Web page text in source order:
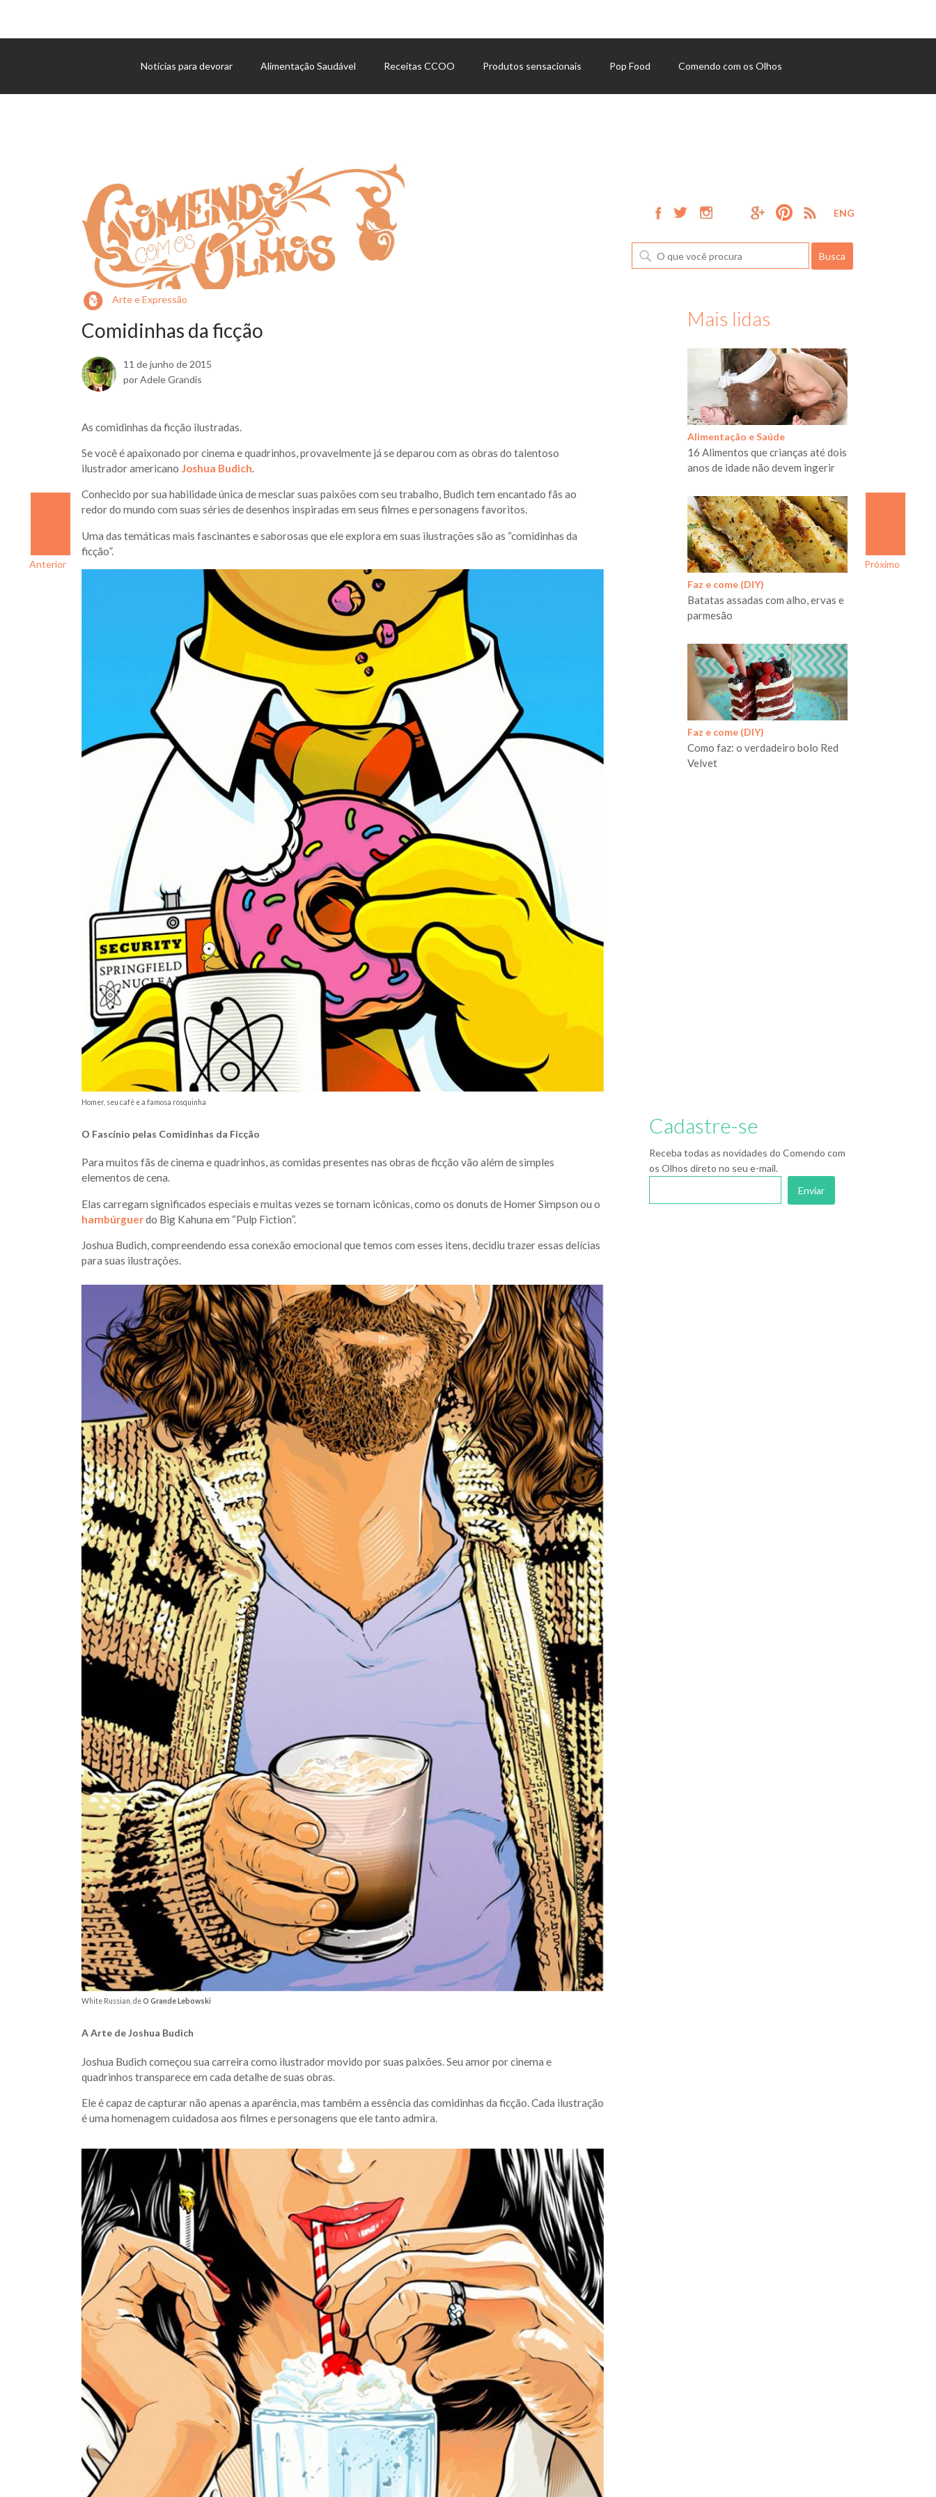
Notícias para devorar Alimentação Saudável Receitas CCOO Produtos sensacionais Pop Food Comendo com os Olhos
ENG
Anterior Próximo
Arte e Expressão
Comidinhas da ficção
11 de junho de 2015
por Adele Grandis
As comidinhas da ficção ilustradas.
Se você é apaixonado por cinema e quadrinhos, provavelmente já se deparou com as obras do talentoso
ilustrador americano Joshua Budich.
Conhecido por sua habilidade única de mesclar suas paixões com seu trabalho, Budich tem encantado fãs ao
redor do mundo com suas séries de desenhos inspiradas em seus filmes e personagens favoritos.
Uma das temáticas mais fascinantes e saborosas que ele explora em suas ilustrações são as “comidinhas da
ficção”.
Homer, seu café e a famosa rosquinha
O Fascínio pelas Comidinhas da Ficção
Para muitos fãs de cinema e quadrinhos, as comidas presentes nas obras de ficção vão além de simples
elementos de cena.
Elas carregam significados especiais e muitas vezes se tornam icônicas, como os donuts de Homer Simpson ou o
hambúrguerdo Big Kahuna em “Pulp Fiction”.
Joshua Budich, compreendendo essa conexão emocional que temos com esses itens, decidiu trazer essas delícias
para suas ilustrações.
White Russian, deO Grande Lebowski
A Arte de Joshua Budich
Joshua Budich começou sua carreira como ilustrador movido por suas paixões. Seu amor por cinema e
quadrinhos transparece em cada detalhe de suas obras.
Ele é capaz de capturar não apenas a aparência, mas também a essência das comidinhas da ficção. Cada ilustração
é uma homenagem cuidadosa aos filmes e personagens que ele tanto admira.
Mais lidas
Alimentação e Saúde
16 Alimentos que crianças até dois
anos de idade não devem ingerir
Faz e come (DIY)
Batatas assadas com alho, ervas e
parmesão
Faz e come (DIY)
Como faz: o verdadeiro bolo Red
Velvet
Cadastre-se
Receba todas as novidades do Comendo com
os Olhos direto no seu e-mail.